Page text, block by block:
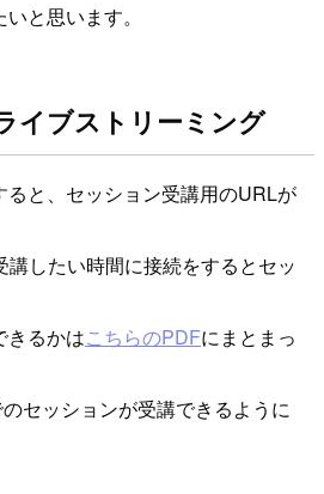
と思います。
イブストリーミング
ると、セッション受講用のURLが
したい時間に接続をするとセッ
きるかはこちらのPDFにまとまっ
セッションが受講できるように